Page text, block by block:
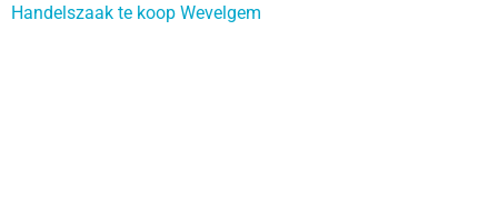
Handelszaak te koop Wevelgem